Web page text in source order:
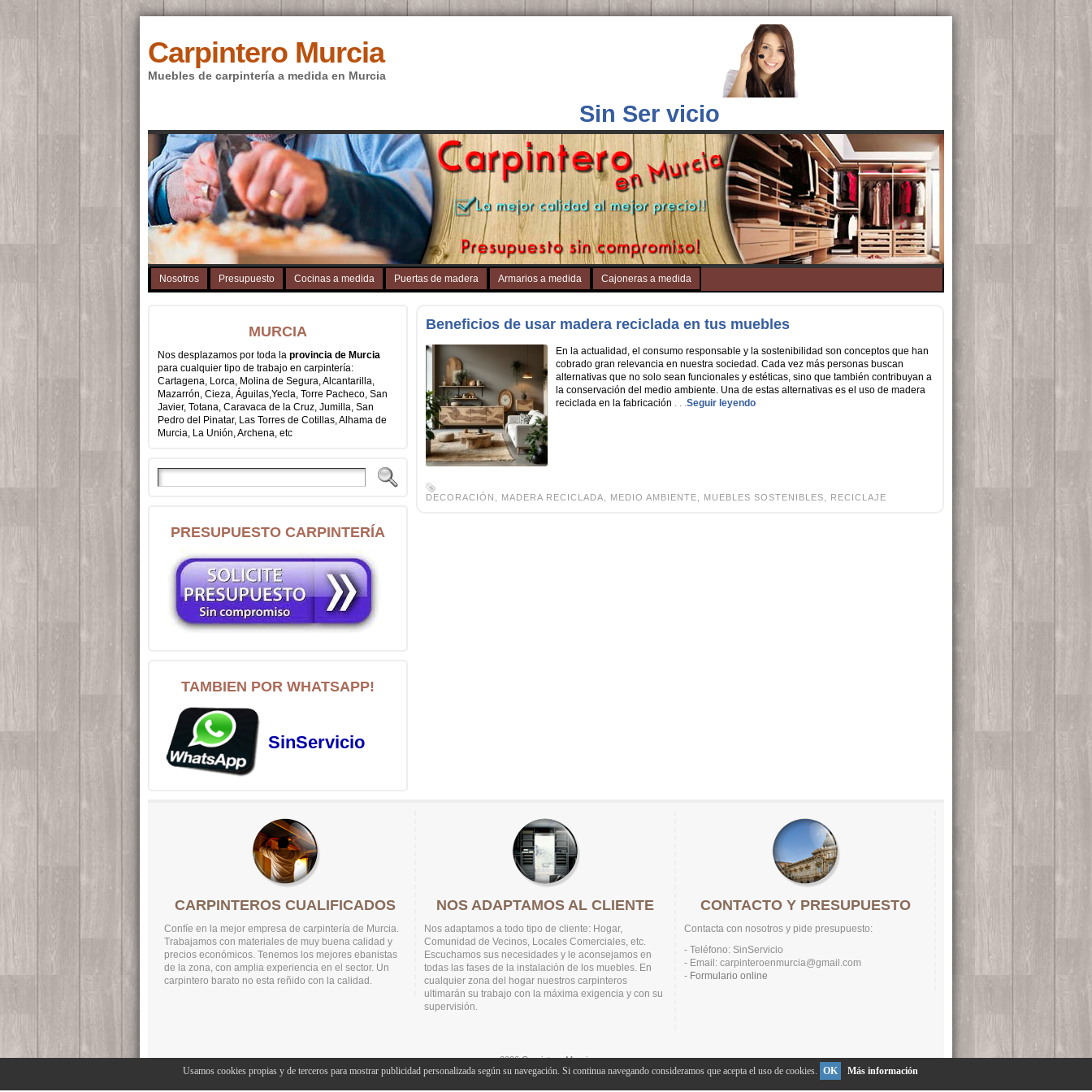
Carpintero Murcia
Muebles de carpintería a medida en Murcia
Sin Ser vicio
Nosotros Presupuesto Cocinas a medida Puertas de madera Armarios a medida Cajoneras a medida
MURCIA
Nos desplazamos por toda la provincia de Murcia
para cualquier tipo de trabajo en carpintería:
Cartagena, Lorca, Molina de Segura, Alcantarilla,
Mazarrón, Cieza, Águilas,Yecla, Torre Pacheco, San
Javier, Totana, Caravaca de la Cruz, Jumilla, San
Pedro del Pinatar, Las Torres de Cotillas, Alhama de
Murcia, La Unión, Archena, etc
PRESUPUESTO CARPINTERÍA
TAMBIEN POR WHATSAPP!
SinServicio
Beneficios de usar madera reciclada en tus muebles
En la actualidad, el consumo responsable y la sostenibilidad son conceptos que han
cobrado gran relevancia en nuestra sociedad. Cada vez más personas buscan
alternativas que no solo sean funcionales y estéticas, sino que también contribuyan a
la conservación del medio ambiente. Una de estas alternativas es el uso de madera
reciclada en la fabricación . . .Seguir leyendo
DECORACIÓN MADERA RECICLADA MEDIO AMBIENTE MUEBLES SOSTENIBLES RECICLAJE
CARPINTEROS CUALIFICADOS
Confíe en la mejor empresa de carpintería de Murcia.
Trabajamos con materiales de muy buena calidad y
precios económicos. Tenemos los mejores ebanistas
de la zona, con amplia experiencia en el sector. Un
carpintero barato no esta reñido con la calidad.
NOS ADAPTAMOS AL CLIENTE
Nos adaptamos a todo tipo de cliente: Hogar,
Comunidad de Vecinos, Locales Comerciales, etc.
Escuchamos sus necesidades y le aconsejamos en
todas las fases de la instalación de los muebles. En
cualquier zona del hogar nuestros carpinteros
ultimarán su trabajo con la máxima exigencia y con su
supervisión.
CONTACTO Y PRESUPUESTO
Contacta con nosotros y pide presupuesto:
- Teléfono: SinServicio
- Email: carpinteroenmurcia@gmail.com
- Formulario online
2026Carpintero Murcia
Usamos cookies propias y de terceros para mostrar publicidad personalizada según su navegación. Si continua navegando consideramos que acepta el uso de cookies. OK Más información